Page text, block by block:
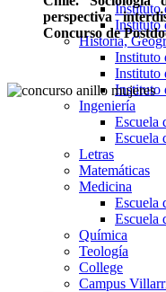
Instituto
Instituto
Historia,
Instituto
Instituto
Instituto
Ingeniería
Escuela
Escuela
Letras
Matemáticas
Medicina
Escuela
Escuela
Química
Teología
College
Campus
perspectiva
Concurso de